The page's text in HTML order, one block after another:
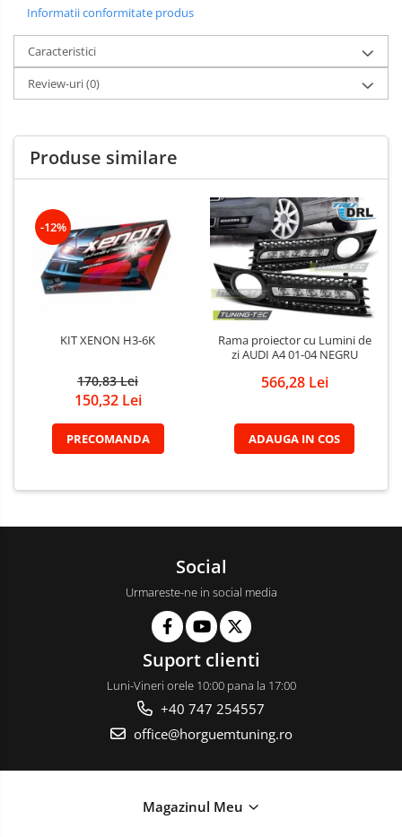
Informatii conformitate produs
Caracteristici
Review-uri(0)
Produse similare
-12%
KIT XENON H3-6K
170,83 Lei
150,32 Lei
PRECOMANDA
Rama proiector cu Lumini de
zi AUDI A4 01-04 NEGRU
566,28 Lei
ADAUGA IN COS
Social
Urmareste-ne in social media
Suport clienti
Luni-Vineri orele 10:00 pana la 17:00
+40 747 254557
office@horguemtuning.ro
Magazinul Meu